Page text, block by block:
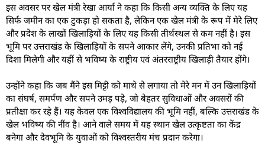
इस अवसर पर खेल मंत्री रेखा आर्या ने कहा कि किसी अन्य व्यक्ति के लिए यह
सिर्फ जमीन का एक टुकड़ा हो सकता है, लेकिन एक खेल मंत्री के रूप में मेरे लिए
और प्रदेश के लाखों खिलाड़ियों के लिए यह किसी तीर्थस्थल से कम नहीं है। इस
भूमि पर उत्तराखंड के खिलाड़ियों के सपने आकार लेंगे, उनकी प्रतिभा को नई
दिशा मिलेगी और यहीं से भविष्य के राष्ट्रीय एवं अंतरराष्ट्रीय खिलाड़ी तैयार होंगे।
उन्होंने कहा कि जब मैंने इस मिट्टी को माथे से लगाया तो मेरे मन में उन खिलाड़ियों
का संघर्ष, समर्पण और सपने उमड़ पड़े, जो बेहतर सुविधाओं और अवसरों की
प्रतीक्षा कर रहे हैं। यह केवल एक विश्वविद्यालय की भूमि नहीं, बल्कि उत्तराखंड के
खेल भविष्य की नींव है। आने वाले समय में यह स्थान खेल उत्कृष्टता का केंद्र
बनेगा और देवभूमि के युवाओं को विश्वस्तरीय मंच प्रदान करेगा।